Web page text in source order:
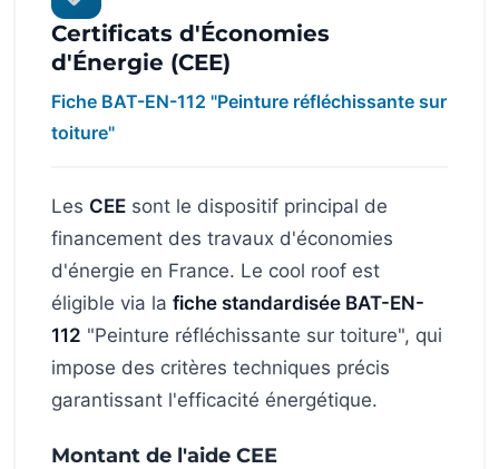
Certificats d'Économies
d'Énergie (CEE)
Fiche BAT-EN-112 "Peinture réfléchissante sur
toiture"
Les CEE sont le dispositif principal de
financement des travaux d'économies
d'énergie en France. Le cool roof est
éligible via la fiche standardisée BAT-EN-
112 "Peinture réfléchissante sur toiture", qui
impose des critères techniques précis
garantissant l'efficacité énergétique.
Montant de l'aide CEE